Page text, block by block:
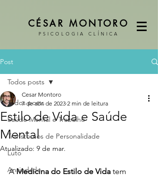
CÉSAR MONTORO
PSICOLOGIA CLÍNICA
Post
Todos posts
Saúde Mental e Trabalho
Transtornos de Personalidade
Luto
Ansiedade
Todos posts
Estilo de Vida e Saúde
Mental
Cesar Montoro
7 de abr. de 2023 2 min de leitura
Atualizado: 9 de mar.
A Medicina do Estilo de Vida tem